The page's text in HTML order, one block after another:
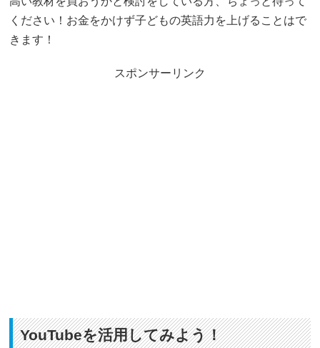
ください！お金をかけず子どもの英語力を上げることはで
きます！
スポンサーリンク
YouTubeを活用してみよう！